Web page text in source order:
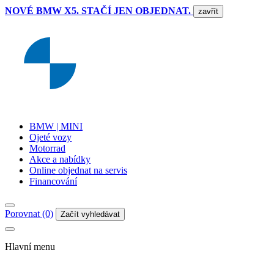
NOVÉ BMW X5. STAČÍ JEN OBJEDNAT. zavřít
BMW | MINI
Ojeté vozy
Motorrad
Akce a nabídky
Online objednat na servis
Financování
Porovnat (0) Začít vyhledávat
Hlavní menu